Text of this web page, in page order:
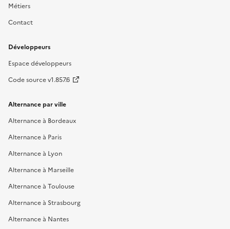
Métiers
Contact
Développeurs
Espace développeurs
Code source v1.857.6
Alternance par ville
Alternance à Bordeaux
Alternance à Paris
Alternance à Lyon
Alternance à Marseille
Alternance à Toulouse
Alternance à Strasbourg
Alternance à Nantes